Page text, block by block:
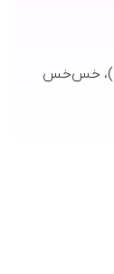
چوب سدر (Cedar)، دانه تونکا (Tonka Bean)، خس‌خس